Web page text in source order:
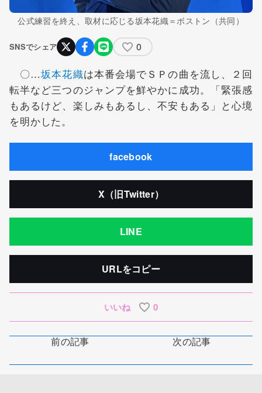
公式練習を終え、取材に応じる坂本花織＝ボストン（共同）
SNSでシェア 0
〇…坂本花織は本番会場でＳＰの曲を流し、２回
転半など三つのジャンプを鮮やかに成功。「緊張感
もあるけど、楽しみもあるし、不安もある」と心境
を明かした。
facebook
X（旧Twitter）
LINE
URLをコピー
いいね 0
前の記事 次の記事